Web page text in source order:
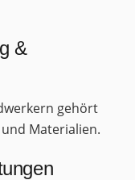
&
gehört
Materialien.